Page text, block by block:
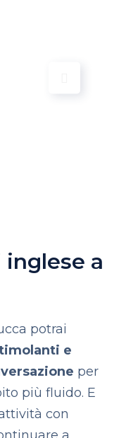
inglese a
potrai
e
per
più fluido. E
con